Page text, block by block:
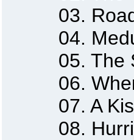
03. Road
04.
05. The
06. When
07. A Kiss
08.